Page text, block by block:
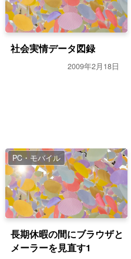
社会実情データ図録
2009年2月18日
PC・モバイル
長期休暇の間にブラウザと
メーラーを見直す1